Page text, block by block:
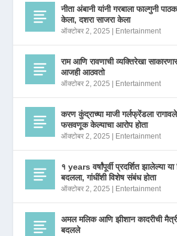
नीता अंबानी यांनी गरबाला फाल्गुनी
केला, दशरा साजरा केला
ऑक्टोबर 2, 2025 Entertainment
राम आणि रावणाची व्यक्तिरेखा
आजही आठवतो
ऑक्टोबर 2, 2025 Entertainment
करण कुंद्राच्या माजी गर्लफ्रेंडला
फसवणूक केल्याचा आरोप होता
ऑक्टोबर 2, 2025 Entertainment
१ years वर्षांपूर्वी प्रदर्शित झालेल्या
बदलला, गांधींशी विशेष संबंध होता
ऑक्टोबर 2, 2025 Entertainment
अमल मलिक आणि झीशान कादरीची
बदलले